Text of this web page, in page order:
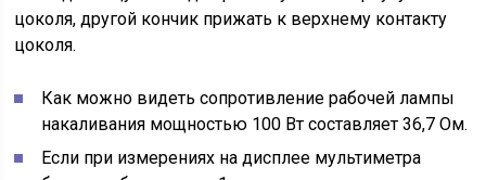
цоколя, другой кончик прижать к верхнему контакту
цоколя.
Как можно видеть сопротивление рабочей лампы
накаливания мощностью 100 Вт составляет 36,7 Ом.
Если при измерениях на дисплее мультиметра